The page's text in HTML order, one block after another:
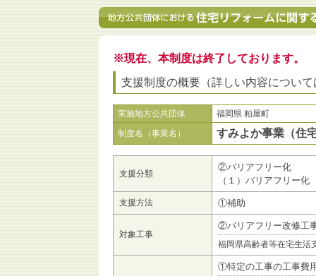
※現在、本制度は終了しております。
支援制度の概要（詳しい内容につい
実施地方公共団体
福岡県 粕屋町
制度名（事業名）
すみよか事業（住
支援分類
②バリアフリー化
（１）バリアフリー化
支援方法 ①補助
対象工事
②バリアフリー改修工
福岡県高齢者等在宅生活
①特定の工事の工事費